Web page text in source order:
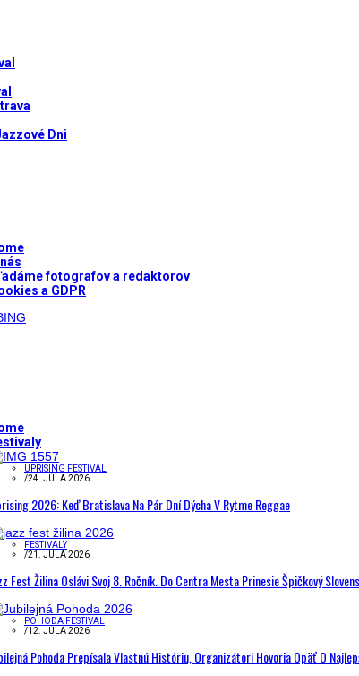
Dni
fotografov a redaktorov
a GDPR
UPRISING FESTIVAL
/24. JÚLA 2026
2026: Keď Bratislava Na Pár Dní Dýcha V Rytme Reggae
FESTIVALY
/21. JÚLA 2026
Fest Žilina Oslávi Svoj 8. Ročník. Do Centra Mesta Prinesie Špičkový
POHODA FESTIVAL
/12. JÚLA 2026
Pohoda Prepísala Vlastnú Históriu, Organizátori Hovoria Opäť O